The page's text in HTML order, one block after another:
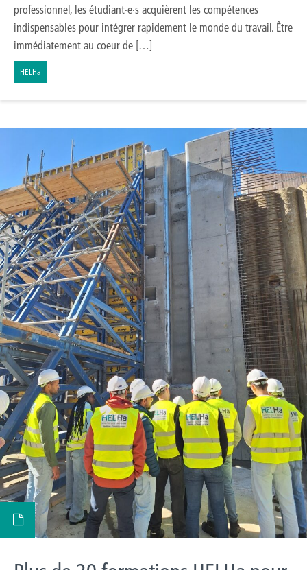
professionnel, les étudiant·e·s acquièrent les compétences
indispensables pour intégrer rapidement le monde du travail. Être
immédiatement au coeur de […]
HELHa